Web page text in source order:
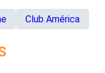
Club América